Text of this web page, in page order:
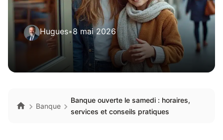
Hugues•8 mai 2026
Banque
Banque ouverte le samedi : horaires,
services et conseils pratiques